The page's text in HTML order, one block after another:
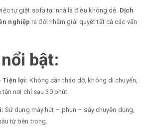
tự giặt sofa tại nhà là điều không dễ. Dịch
nghiệp ra đời nhằm giải quyết tất cả các vấn
bật:
Tiện lợi: Không cần tháo dỡ, không di chuyển,
tận nơi chỉ sau 30 phút.
Sử dụng máy hút – phun – sấy chuyên dụng,
từ bên trong.